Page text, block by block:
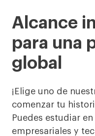
Alcance
para una
global
¡Elige uno de
comenzar tu
Puedes estudiar
empresariales y